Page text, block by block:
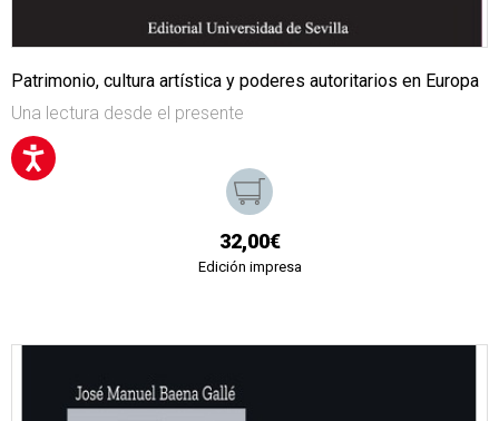
Patrimonio, cultura artística y poderes autoritarios en Europa
Una lectura desde el presente
32,00€
Edición impresa